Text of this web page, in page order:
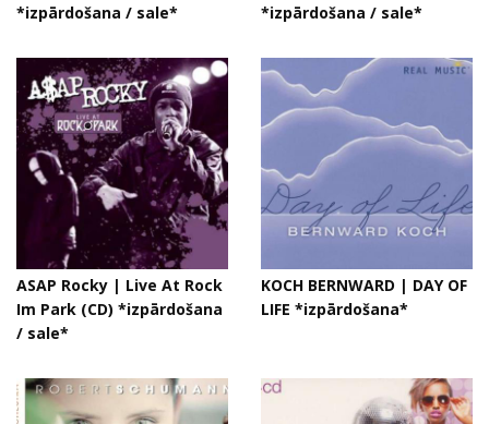
*izpārdošana / sale*
*izpārdošana / sale*
ASAP Rocky | Live At Rock
Im Park (CD) *izpārdošana
/ sale*
KOCH BERNWARD | DAY OF
LIFE *izpārdošana*